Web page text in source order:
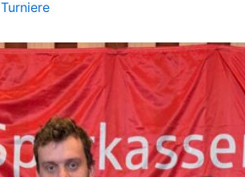
Turniere